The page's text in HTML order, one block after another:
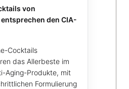
von
den CIA-
Cocktails
das Allerbeste im
Aging-Produkte, mit
Formulierung